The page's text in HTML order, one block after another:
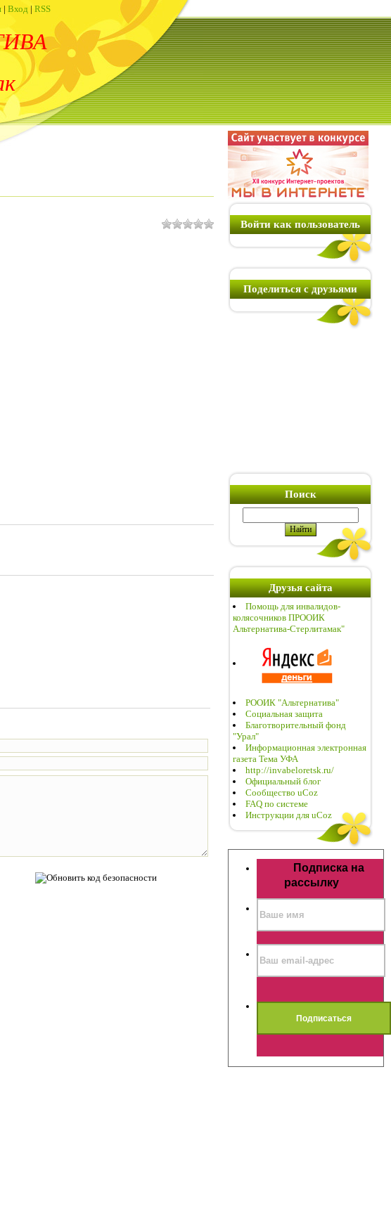
| Вход | RSS
Войти как пользователь
Поделиться с друзьями
Поиск
Друзья сайта
Помощь для инвалидов-
колясочников ПРООИК
Альтернатива-Стерлитамак"
РООИК "Альтернатива"
Социальная защита
Благотворительный фонд
"Урал"
Информационная электронная
газета Тема УФА
http://invabeloretsk.ru/
Официальный блог
Сообщество uCoz
FAQ по системе
Инструкции для uCoz
Подписка на
рассылку